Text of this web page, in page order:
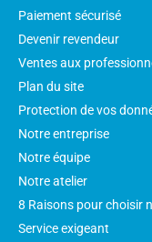
Paiement sécurisé
Devenir revendeur
Ventes aux
Plan du site
Protection de vos
Notre entreprise
Notre équipe
Notre atelier
8 Raisons pour choisir
Service exigeant